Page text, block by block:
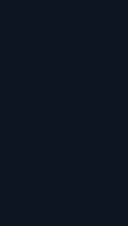
to
dane osobowe,
w
Pastwa
w jego
51-05 lub